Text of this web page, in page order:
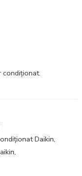
condiţionat.
Daikin,
,